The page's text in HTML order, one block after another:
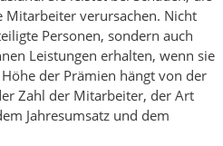
Mitarbeiter verursachen. Nicht
Personen, sondern auch
Leistungen erhalten, wenn sie
der Prämien hängt von der
Zahl der Mitarbeiter, der Art
Jahresumsatz und dem